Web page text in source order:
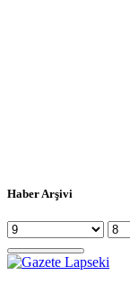
Haber Arşivi